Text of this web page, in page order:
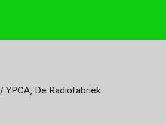
/ YPCA, De Radiofabriek